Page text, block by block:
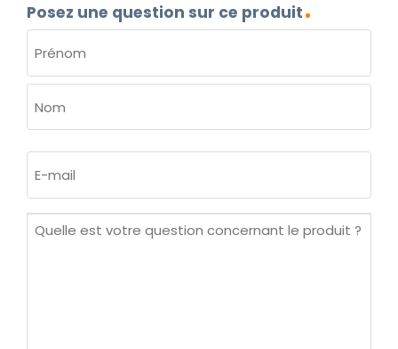
Posez une question sur ce produit
(NÉCESSAIRE)
Prénom
mail
Quelle